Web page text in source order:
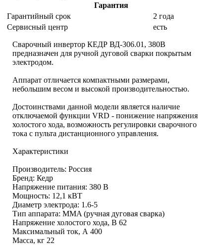
Гарантия
Гарантийный срок
2 года
Сервисный центр
есть
Сварочный инвертор КЕДР ВД-306.01, 380В
предназначен для ручной дуговой сварки покрытым
электродом.
Аппарат отличается компактными размерами,
небольшим весом и высокой производительностью.
Достоинствами данной модели является наличие
отключаемой функции VRD - понижение напряжения
холостого хода, возможность регулировки сварочного
тока с пульта дистанционного управления.
Характеристики
Производитель: Россия
Бренд: Кедр
Напряжение питания: 380 В
Мощность: 12,1 кВТ
Диаметр электрода: 1.6-5
Тип аппарата: MMA (ручная дуговая сварка)
Напряжение холостого хода, В 62
Максимальный ток, А 400
Масса, кг 22